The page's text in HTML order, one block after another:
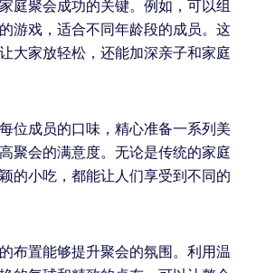
庭聚会成功的关键。例如，可以组
游戏，适合不同年龄段的成员。这
大家放轻松，还能加深亲子和家庭
位成员的口味，精心准备一系列美
聚会的满意度。无论是传统的家庭
的小吃，都能让人们享受到不同的
布置能够提升聚会的氛围。利用温